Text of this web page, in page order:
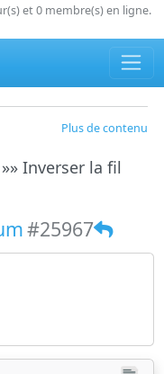
et 0 membre(s) en ligne.
Plus de contenu
»» Inverser la fil
#25967